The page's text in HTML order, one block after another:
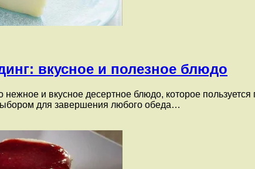
вкусное и полезное блюдо
и вкусное десертное блюдо, которое
для завершения любого обеда…